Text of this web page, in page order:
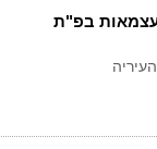
בפ"ת